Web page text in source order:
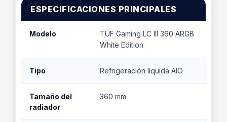
ESPECIFICACIONES PRINCIPALES
Modelo
TUF Gaming LC III 360 ARGB
White Edition
Tipo Refrigeración líquida AIO
Tamaño del
radiador
360 mm